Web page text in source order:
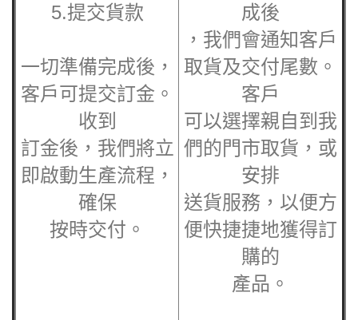
5.提交貨款
一切準備完成後，
客戶可提交訂金。
收到
訂金後，我們將立
即啟動生產流程，
確保
按時交付。
成後
，我們會通知客戶
取貨及交付尾數。
客戶
可以選擇親自到我
們的門市取貨，或
安排
送貨服務，以便方
便快捷捷地獲得訂
購的
產品。